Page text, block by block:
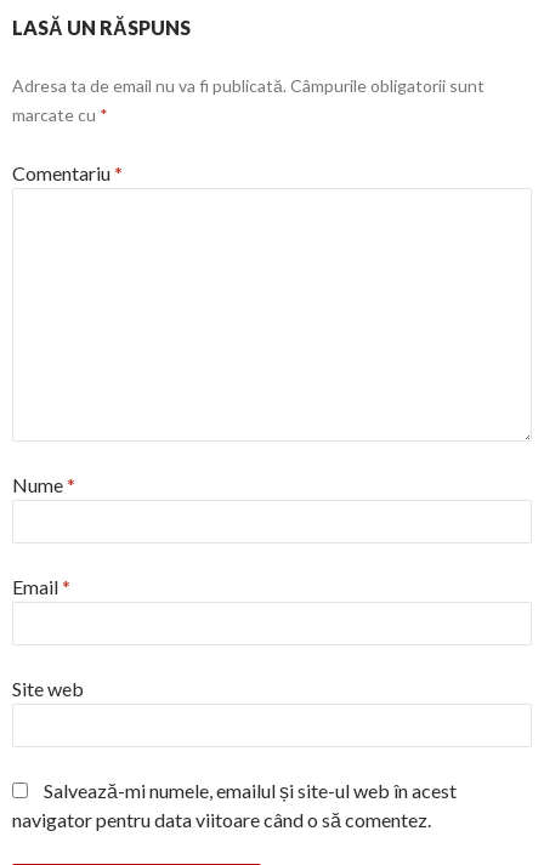
LASĂ UN RĂSPUNS
Adresa ta de email nu va fi publicată. Câmpurile obligatorii sunt
marcate cu *
Comentariu*
Nume*
Email*
Site web
Salvează-mi numele, emailul și site-ul web în acest
navigator pentru data viitoare când o să comentez.